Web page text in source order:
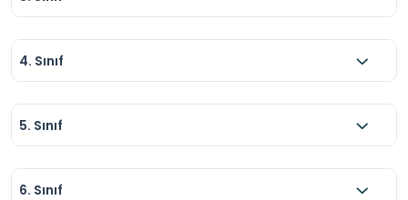
4. Sınıf
5. Sınıf
6. Sınıf